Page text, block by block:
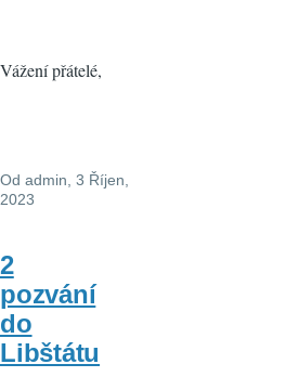
Vážení přátelé,
Od admin , 3 Říjen,
2023
2
pozvání
do
Libštátu